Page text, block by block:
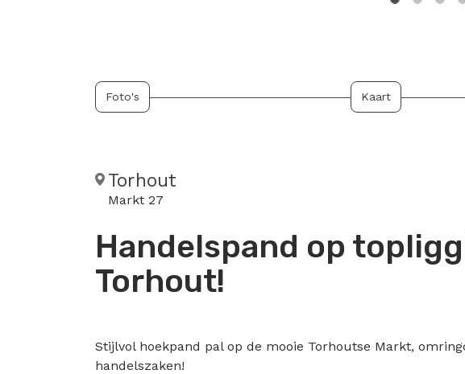
Handelspand op
Torhout!
Torhout
Markt 27
Foto's Kaart
Stijlvol hoekpand pal op de mooie Torhoutse Markt,
handelszaken!